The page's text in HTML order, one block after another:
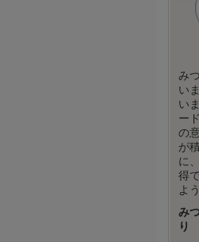
み
い
い
ー
の
が
に
得
よ
み
り